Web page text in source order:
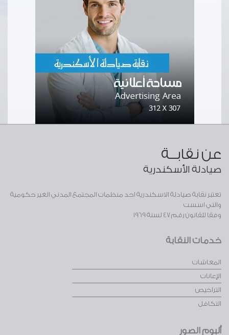
عن نقابــة
صيادلة الأسكندرية
تعتبر نقابة صيادلة الاسكندرية احد منظمات المجتمع المدني الغير حكومية
والتي اسست
وفقا للقانون رقم 47 لسنة 1969
خدمات النقابة
المعاشات
الإعانات
التراخيص
التكافل
ألبوم الصور